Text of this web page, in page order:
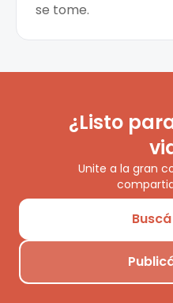
se tome.
¿Listo
Unite a la gran